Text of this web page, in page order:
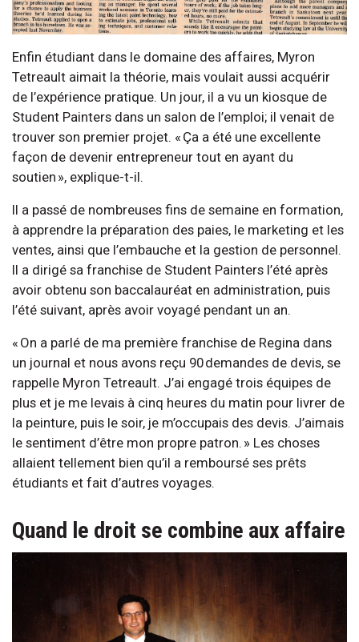
Enfin étudiant dans le domaine des affaires, Myron
Tetreault aimait la théorie, mais voulait aussi acquérir
de l’expérience pratique. Un jour, il a vu un kiosque de
Student Painters dans un salon de l’emploi; il venait de
trouver son premier projet. « Ça a été une excellente
façon de devenir entrepreneur tout en ayant du
soutien », explique-t-il.
Il a passé de nombreuses fins de semaine en formation,
à apprendre la préparation des paies, le marketing et les
ventes, ainsi que l’embauche et la gestion de personnel.
Il a dirigé sa franchise de Student Painters l’été après
avoir obtenu son baccalauréat en administration, puis
l’été suivant, après avoir voyagé pendant un an.
« On a parlé de ma première franchise de Regina dans
un journal et nous avons reçu 90 demandes de devis, se
rappelle Myron Tetreault. J’ai engagé trois équipes de
plus et je me levais à cinq heures du matin pour livrer de
la peinture, puis le soir, je m’occupais des devis. J’aimais
le sentiment d’être mon propre patron. » Les choses
allaient tellement bien qu’il a remboursé ses prêts
étudiants et fait d’autres voyages.
Quand le droit se combine aux affaire